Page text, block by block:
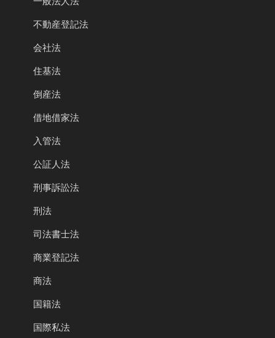
不動産登記法
会社法
住基法
倒産法
借地借家法
入管法
公証人法
刑事訴訟法
刑法
司法書士法
商業登記法
商法
国籍法
国際私法